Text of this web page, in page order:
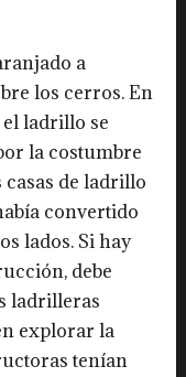
a
los cerros. En
el ladrillo se
la costumbre
casas de ladrillo
convertido
lados. Si hay
debe
ladrilleras
explorar la
tenían